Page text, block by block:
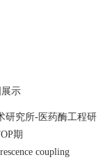
示
研究所-医药酶工程研
期
coupling